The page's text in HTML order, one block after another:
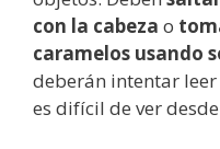
con la cabeza o
caramelos usando
deberán intentar leer
es difícil de ver